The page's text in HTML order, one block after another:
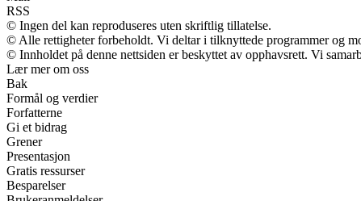
RSS
© Ingen del kan reproduseres uten skriftlig tillatelse.
© Alle rettigheter forbeholdt. Vi deltar i tilknyttede programmer og
© Innholdet på denne nettsiden er beskyttet av opphavsrett. Vi
Lær mer om oss
Bak
Formål og verdier
Forfatterne
Gi et bidrag
Grener
Presentasjon
Gratis ressurser
Besparelser